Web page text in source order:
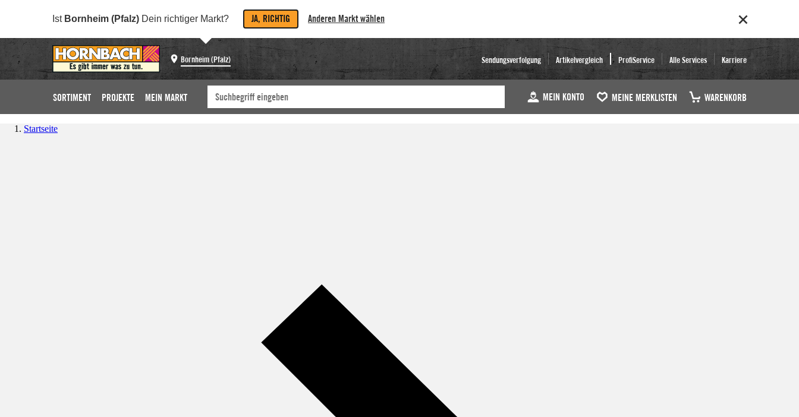
Ist Bornheim (Pfalz) Dein richtiger Markt? JA, RICHTIG Anderen Markt wählen
Bornheim (Pfalz) Sendungsverfolgung Artikelvergleich ProfiService Alle Services Karriere
SORTIMENT PROJEKTE MEIN MARKT MEIN KONTO MEINE MERKLISTEN WARENKORB
Startseite